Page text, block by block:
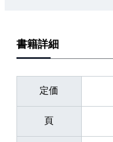
書籍詳細
定価
頁